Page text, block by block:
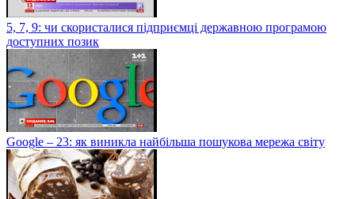
5, 7, 9: чи скористалися підприємці державною програмою
доступних позик
Google – 23: як виникла найбільша пошукова мережа світу